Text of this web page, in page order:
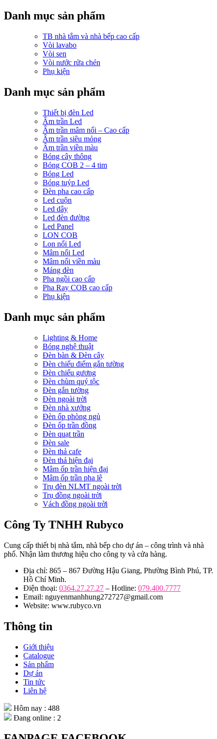
Danh mục sản phẩm
TB nhà tắm và nhà bếp cao cấp
Vòi lavabo
Vòi sen
Vòi nước rửa chén
Phụ kiện
Danh mục sản phẩm
Thiết bị đèn Led
Âm trần Led
Âm trần mâm nổi – Cao cấp
Âm trần siêu mỏng
Âm trần viền màu
Bóng cây thông
Bóng COB 2 – 4 tim
Bóng Led
Bóng tuýp Led
Đèn pha cao cấp
Led cuộn
Led dây
Led đèn đường
Led Panel
LON COB
Lon nổi Led
Mâm nổi Led
Mâm nổi viền màu
Máng đèn
Pha ngồi cao cấp
Pha Ray COB cao cấp
Phụ kiện
Danh mục sản phẩm
Lighting & Home
Bóng nghệ thuật
Đèn bàn & Đèn cây
Đèn chiếu điểm gắn tường
Đèn chiếu gương
Đèn chùm quý tộc
Đèn gắn tường
Đèn ngoài trời
Đèn nhà xưởng
Đèn ốp phòng ngủ
Đèn ốp trần đồng
Đèn quạt trần
Đèn sale
Đèn thả cafe
Đèn thả hiện đại
Mâm ốp trần hiện đại
Mâm ốp trần pha lê
Trụ đèn NLMT ngoài trời
Trụ đồng ngoài trời
Vách đồng ngoài trời
Công Ty TNHH Rubyco
Cung cấp thiết bị nhà tắm, nhà bếp cho dự án – công trình và nhà
phố. Nhận làm thương hiệu cho công ty và cửa hàng.
Địa chỉ: 865 – 867 Đường Hậu Giang, Phường Bình Phú, TP.
Hồ Chí Minh.
Điện thoại: 0364.27.27.27 – Hotline: 079.400.7777
Email: nguyenmanhhung272727@gmail.com
Website: www.rubyco.vn
Thông tin
Giới thiệu
Catalogue
Sản phẩm
Dự án
Tin tức
Liên hệ
Hôm nay : 488
Đang online : 2